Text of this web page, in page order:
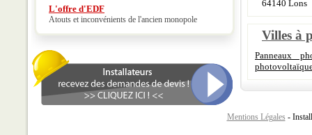
L'offre d'EDF
Atouts et inconvénients de l'ancien monopole
64140 Lons
Villes à
Panneaux
Mentions Légales -